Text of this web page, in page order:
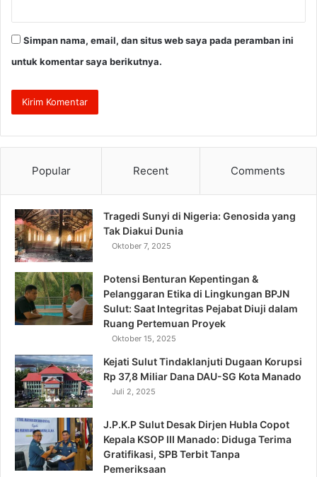
Simpan nama, email, dan situs web saya pada peramban ini
untuk komentar saya berikutnya.
Popular Recent Comments
Tragedi Sunyi di Nigeria: Genosida yang
Tak Diakui Dunia
Oktober 7, 2025
Potensi Benturan Kepentingan &
Pelanggaran Etika di Lingkungan BPJN
Sulut: Saat Integritas Pejabat Diuji dalam
Ruang Pertemuan Proyek
Oktober 15, 2025
Kejati Sulut Tindaklanjuti Dugaan Korupsi
Rp 37,8 Miliar Dana DAU-SG Kota Manado
Juli 2, 2025
J.P.K.P Sulut Desak Dirjen Hubla Copot
Kepala KSOP III Manado: Diduga Terima
Gratifikasi, SPB Terbit Tanpa
Pemeriksaan